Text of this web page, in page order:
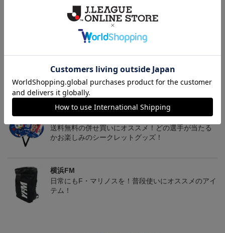
ギフト対応について
トピックス
横浜FM
送料無料の併せ買いにオススメ！どの選手が当たる
かお楽しみのシークレットグッズ！
横浜FM
日常にもF・マリノスを！普段使いにオススメのアイ
テム！